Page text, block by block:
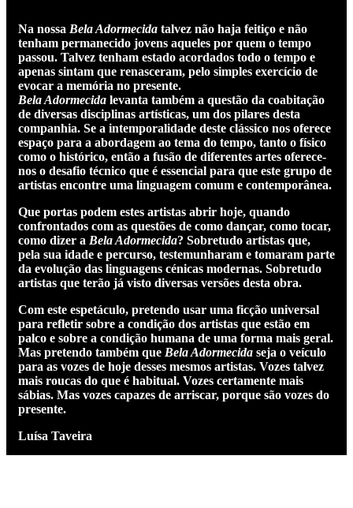
Na nossa Bela Adormecida talvez não haja feitiço e não
tenham permanecido jovens aqueles por quem o tempo
passou. Talvez tenham estado acordados todo o tempo e
apenas sintam que renasceram, pelo simples exercício de
evocar a memória no presente.
Bela Adormecida levanta também a questão da coabitação
de diversas disciplinas artísticas, um dos pilares desta
companhia. Se a intemporalidade deste clássico nos oferece
espaço para a abordagem ao tema do tempo, tanto o físico
como o histórico, então a fusão de diferentes artes oferece-
nos o desafio técnico que é essencial para que este grupo de
artistas encontre uma linguagem comum e contemporânea.
Que portas podem estes artistas abrir hoje, quando
confrontados com as questões de como dançar, como tocar,
como dizer a Bela Adormecida? Sobretudo artistas que,
pela sua idade e percurso, testemunharam e tomaram parte
da evolução das linguagens cénicas modernas. Sobretudo
artistas que terão já visto diversas versões desta obra.
Com este espetáculo, pretendo usar uma ficção universal
para refletir sobre a condição dos artistas que estão em
palco e sobre a condição humana de uma forma mais geral.
Mas pretendo também que Bela Adormecida seja o veículo
para as vozes de hoje desses mesmos artistas. Vozes talvez
mais roucas do que é habitual. Vozes certamente mais
sábias. Mas vozes capazes de arriscar, porque são vozes do
presente.
Luísa Taveira